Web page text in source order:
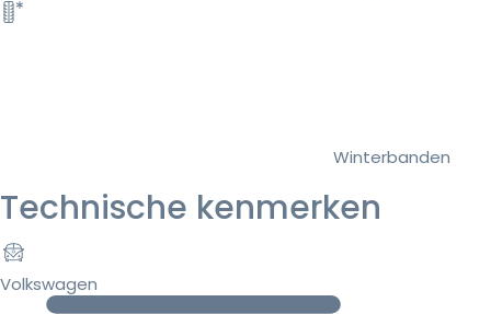
Winterbanden
Technische kenmerken
Volkswagen